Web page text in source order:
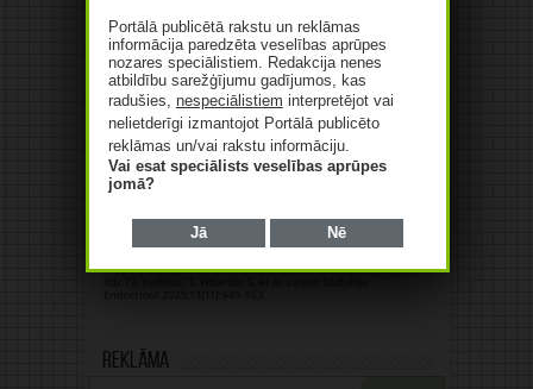
Reklāma
Portālā publicētā rakstu un reklāmas
informācija paredzēta veselības aprūpes
nozares speciālistiem. Redakcija nenes
atbildību sarežģījumu gadījumos, kas
radušies, nespeciālistiem interpretējot vai
nelietderīgi izmantojot Portālā publicēto
reklāmas un/vai rakstu informāciju.
Vai esat speciālists veselības aprūpes
jomā?
Jā Nē